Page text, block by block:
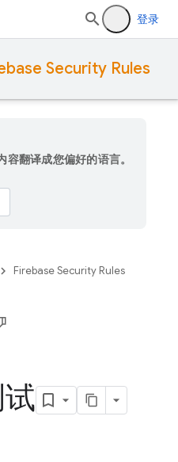
登录
Security Rules
翻译成您偏好的语言。
Firebase Security Rules